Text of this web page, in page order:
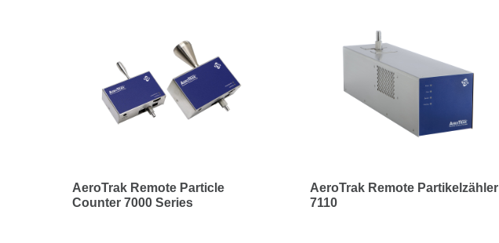
AeroTrak Remote Particle
Counter 7000 Series
AeroTrak Remote Partikelzähler
7110